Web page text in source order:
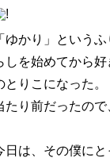
「ゆかり」という
しを始めてから
とりこになった
たり前だったので
日は、その僕に